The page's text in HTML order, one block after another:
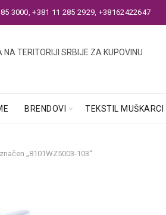
3000,+381 11 285 2929, +38162422647
NA TERITORIJI SRBIJE ZA KUPOVINU
BRENDOVI TEKSTIL MUŠKARCI
„8101WZ5003-103“